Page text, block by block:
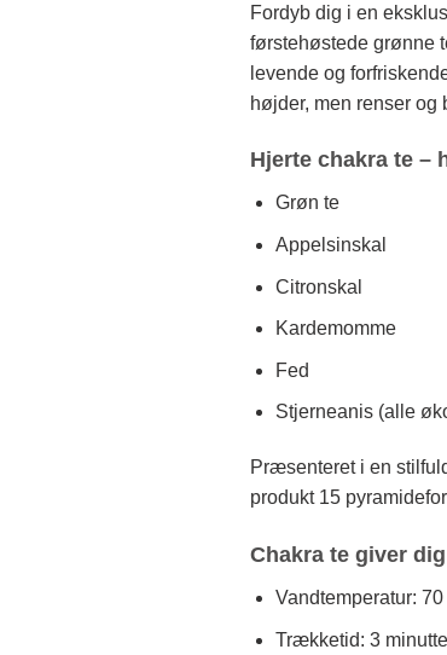
Fordyb dig i en
førstehøstede grønne
levende og
højder, men renser
Hjerte chakra te –
Grøn te
Appelsinskal
Citronskal
Kardemomme
Fed
Stjerneanis (alle
Præsenteret i en
produkt 15
Chakra te giver
Vandtemperatur: 70
Trækketid: 3